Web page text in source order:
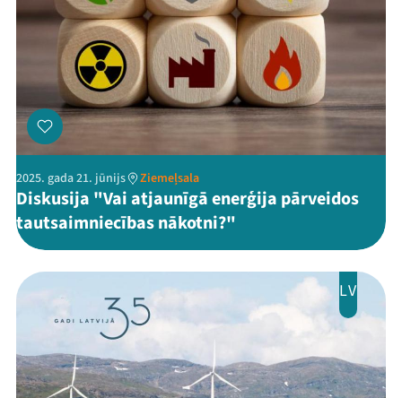
2025. gada 21. jūnijs Ziemeļsala
Diskusija "Vai atjaunīgā enerģija pārveidos
tautsaimniecības nākotni?"
LV